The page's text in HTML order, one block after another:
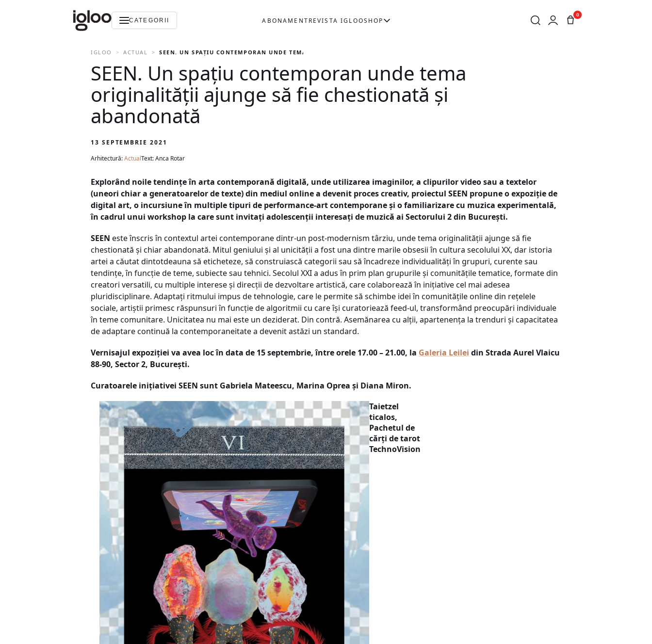
CATEGORII ABONAMENTREVISTA IGLOOSHOP
0
IGLOO ACTUAL SEEN. UN SPAȚIU CONTEMPORAN UNDE TEMA ORIGINALITĂȚII AJUNGE SĂ FIE CHESTIONATĂ ȘI ABANDONATĂ
SEEN. Un spațiu contemporan unde tema
originalității ajunge să fie chestionată și
abandonată
13 SEPTEMBRIE 2021
Arhitectură:ActualText: Anca Rotar
Explorând noile tendințe în arta contemporană digitală, unde utilizarea imaginilor, a clipurilor video sau a textelor
(uneori chiar a generatoarelor de texte) din mediul online a devenit proces creativ, proiectul SEEN propune o expoziție de
digital art, o incursiune în multiple tipuri de performance-art contemporane și o familiarizare cu muzica experimentală,
în cadrul unui workshop la care sunt invitați adolescenții interesați de muzică ai Sectorului 2 din București.
SEEN este înscris în contextul artei contemporane dintr-un post-modernism târziu, unde tema originalității ajunge să fie
chestionată și chiar abandonată. Mitul geniului și al unicității a fost una dintre marile obsesii în cultura secolului XX, dar istoria
artei a căutat dintotdeauna să eticheteze, să construiască categorii sau să încadreze individualități în grupuri, curente sau
tendințe, în funcție de teme, subiecte sau tehnici. Secolul XXI a adus în prim plan grupurile și comunitățile tematice, formate din
creatori versatili, cu multiple interese și direcții de dezvoltare artistică, care colaborează în inițiative cel mai adesea
pluridisciplinare. Adaptați ritmului impus de tehnologie, care le permite să schimbe idei în comunitățile online din rețelele
sociale, artiștii primesc răspunsuri în funcție de algoritmii cu care își curatoriează feed-ul, transformând preocupări individuale
în teme comunitare. Unicitatea nu mai este un deziderat. Din contră. Asemănarea cu alții, apartenența la trenduri și capacitatea
de adaptare continuă la contemporaneitate a devenit astăzi un standard.
Vernisajul expoziției va avea loc în data de 15 septembrie, între orele 17.00 – 21.00, la Galeria Leilei din Strada Aurel Vlaicu
88-90, Sector 2, București.
Curatoarele inițiativei SEEN sunt Gabriela Mateescu, Marina Oprea și Diana Miron.
Taietzel
ticalos,
Pachetul de
cărți de tarot
TechnoVision